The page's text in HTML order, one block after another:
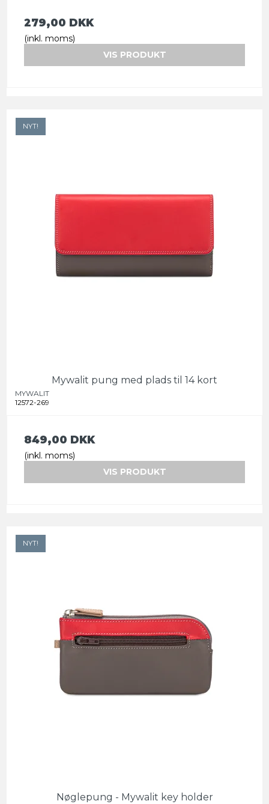
279,00 DKK
(inkl. moms)
VIS PRODUKT
NYT!
Mywalit pung med plads til 14 kort
MYWALIT
12572-269
849,00 DKK
(inkl. moms)
VIS PRODUKT
NYT!
Nøglepung - Mywalit key holder